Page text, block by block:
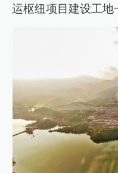
运枢纽项目建设工地